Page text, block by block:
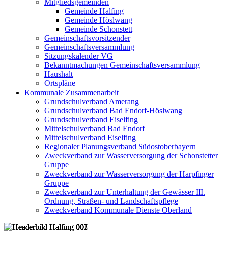
Mitgliedsgemeinden
Gemeinde Halfing
Gemeinde Höslwang
Gemeinde Schonstett
Gemeinschaftsvorsitzender
Gemeinschaftsversammlung
Sitzungskalender VG
Bekanntmachungen Gemeinschaftsversammlung
Haushalt
Ortspläne
Kommunale Zusammenarbeit
Grundschulverband Amerang
Grundschulverband Bad Endorf-Höslwang
Grundschulverband Eiselfing
Mittelschulverband Bad Endorf
Mittelschulverband Eiselfing
Regionaler Planungsverband Südostoberbayern
Zweckverband zur Wasserversorgung der Schonstetter
Gruppe
Zweckverband zur Wasserversorgung der Harpfinger
Gruppe
Zweckverband zur Unterhaltung der Gewässer III.
Ordnung, Straßen- und Landschaftspflege
Zweckverband Kommunale Dienste Oberland